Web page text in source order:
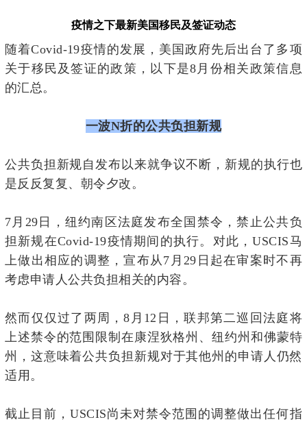
疫情之下最新美国移民及签证动态
随着Covid-19疫情的发展，美国政府先后出台了多项
关于移民及签证的政策，以下是8月份相关政策信息
的汇总。
一波N折的公共负担新规
公共负担新规自发布以来就争议不断，新规的执行也
是反反复复、朝令夕改。
7月29日，纽约南区法庭发布全国禁令，禁止公共负
担新规在Covid-19疫情期间的执行。对此，USCIS马
上做出相应的调整，宣布从7月29日起在审案时不再
考虑申请人公共负担相关的内容。
然而仅仅过了两周，8月12日，联邦第二巡回法庭将
上述禁令的范围限制在 康涅狄格州、纽约州 和佛蒙特
州，这意味着公共负担新规对于其他州的申请人仍然
适用。
截止目前，USCIS尚未对禁令范围的调整做出任何指